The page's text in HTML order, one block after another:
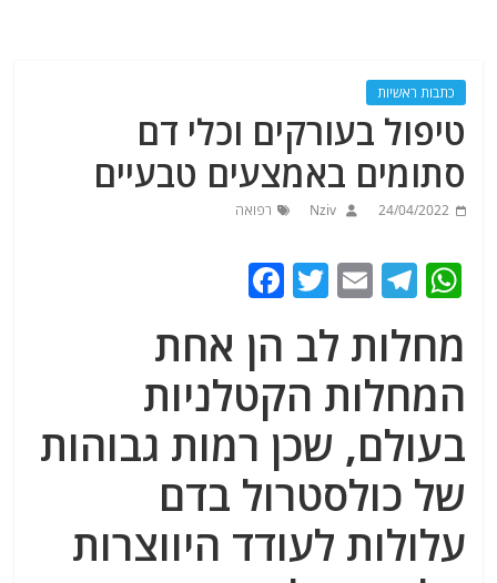
כתבות ראשיות
טיפול בעורקים וכלי דם
סתומים באמצעים טבעיים
24/04/2022
Nziv רפואה
W
at
s
A
p
p
T
e
g
ra
m
E
ai
l
T
itt
er
c
e
b
o
o
k
מחלות לב הן אחת
המחלות הקטלניות
בעולם, שכן רמות גבוהות
של כולסטרול בדם
עלולות לעודד היווצרות